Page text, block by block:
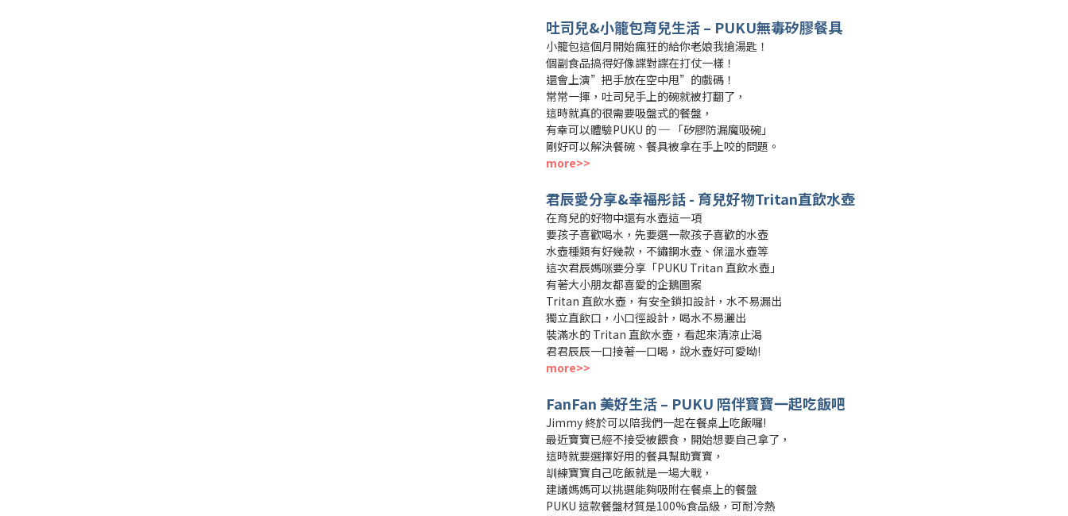
吐司兒&小籠包育兒生活 – PUKU無毒矽膠餐具
小籠包這個月開始瘋狂的給你老娘我搶湯匙！
個副食品搞得好像諜對諜在打仗一樣！
還會上演”把手放在空中甩”的戲碼！
常常一揮，吐司兒手上的碗就被打翻了，
這時就真的很需要吸盤式的餐盤，
有幸可以體驗PUKU 的 ─ 「矽膠防漏魔吸碗」
剛好可以解決餐碗、餐具被拿在手上咬的問題。
more>>
君辰愛分享&幸福彤話 - 育兒好物Tritan直飲水壺
在育兒的好物中還有水壺這一項
要孩子喜歡喝水，先要選一款孩子喜歡的水壺
水壺種類有好幾款，不鏽鋼水壺、保溫水壺等
這次君辰媽咪要分享「PUKU Tritan 直飲水壺」
有著大小朋友都喜愛的企鵝圖案
Tritan 直飲水壺，有安全鎖扣設計，水不易漏出
獨立直飲口，小口徑設計，喝水不易灑出
裝滿水的 Tritan 直飲水壺，看起來清涼止渴
君君辰辰一口接著一口喝，說水壺好可愛呦!
more>>
FanFan 美好生活 – PUKU 陪伴寶寶一起吃飯吧
Jimmy 終於可以陪我們一起在餐桌上吃飯囉!
最近寶寶已經不接受被餵食，開始想要自己拿了，
這時就要選擇好用的餐具幫助寶寶，
訓練寶寶自己吃飯就是一場大戰，
建議媽媽可以挑選能夠吸附在餐桌上的餐盤
PUKU 這款餐盤材質是100%食品級，可耐冷熱